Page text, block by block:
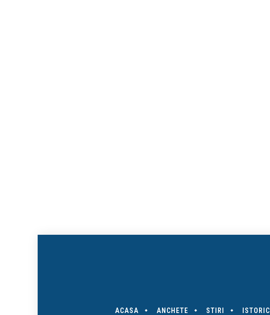
ACASA ANCHETE STIRI ISTORIC